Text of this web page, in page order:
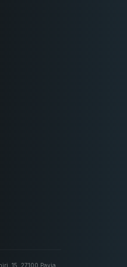
15, 27100 Pavia